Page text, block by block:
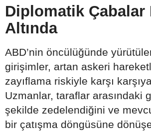
Diplomatik Çabalar
Altında
ABD’nin öncülüğünde
girişimler, artan askeri
zayıflama riskiyle karşı
Uzmanlar, taraflar arasındaki
şekilde zedelendiğini ve
bir çatışma döngüsüne